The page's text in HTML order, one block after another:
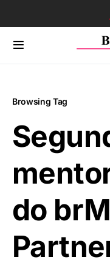
Browsing Tag
do